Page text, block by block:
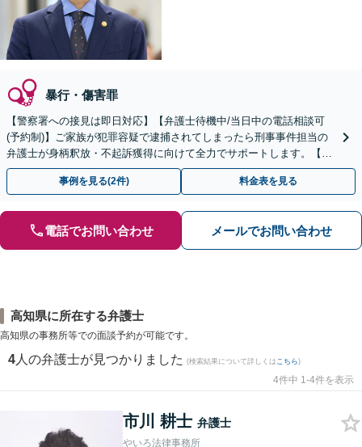
暴行・傷害罪
【警察署への接見は即日対応】【弁護士待機中/当日中の電話相談可
(予約制)】ご家族が犯罪容疑で逮捕されてしまったら刑事事件担当の
弁護士が身柄釈放・不起訴獲得に向けて全力でサポートします。【毎
月100名以上の相談実績】【全国対応】
事例を見る(2件) 料金表を見る
電話でお問い合わせ メールでお問い合わせ
高知県に所在する弁護士
高知県の事務所等での面談予約が可能です。
4 人の弁護士が見つかりました (検索結果について詳しくは こちら)
4件中 1-4件を表示
市川 耕士 弁護士
やいろ法律事務所